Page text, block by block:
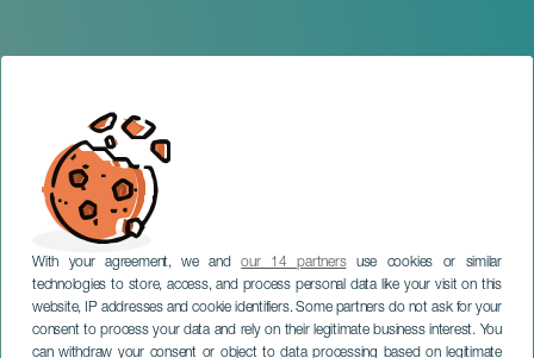
With your agreement, we andour 14 partnersuse cookies or similar
technologies to store, access, and process personal data like your visit on this
website, IP addresses and cookie identifiers. Some partners do not ask for your
consent to process your data and rely on their legitimate business interest. You
can withdraw your consent or object to data processing based on legitimate